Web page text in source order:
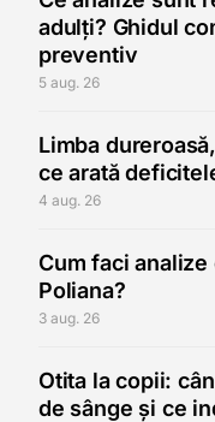
adulți? Ghidul
preventiv
5 aug. 26
Limba
ce arată
4 aug. 26
Cum faci
Poliana?
3 aug. 26
Otita la copii:
de sânge și ce